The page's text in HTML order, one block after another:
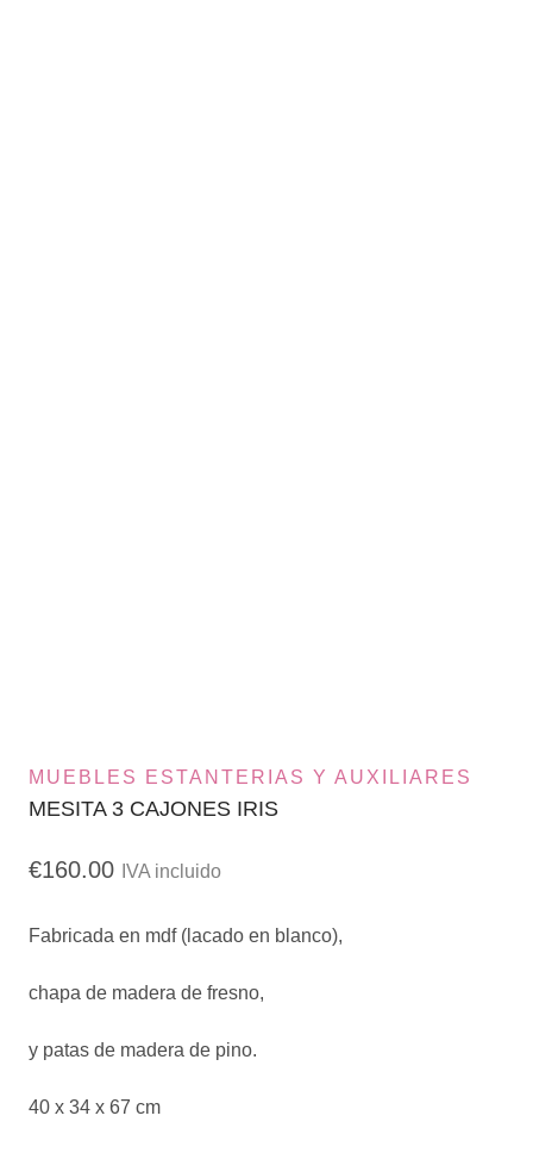
MUEBLES ESTANTERIAS Y AUXILIARES
MESITA 3 CAJONES IRIS
€160.00 IVA incluido
Fabricada en mdf (lacado en blanco),
chapa de madera de fresno,
y patas de madera de pino.
40 x 34 x 67 cm